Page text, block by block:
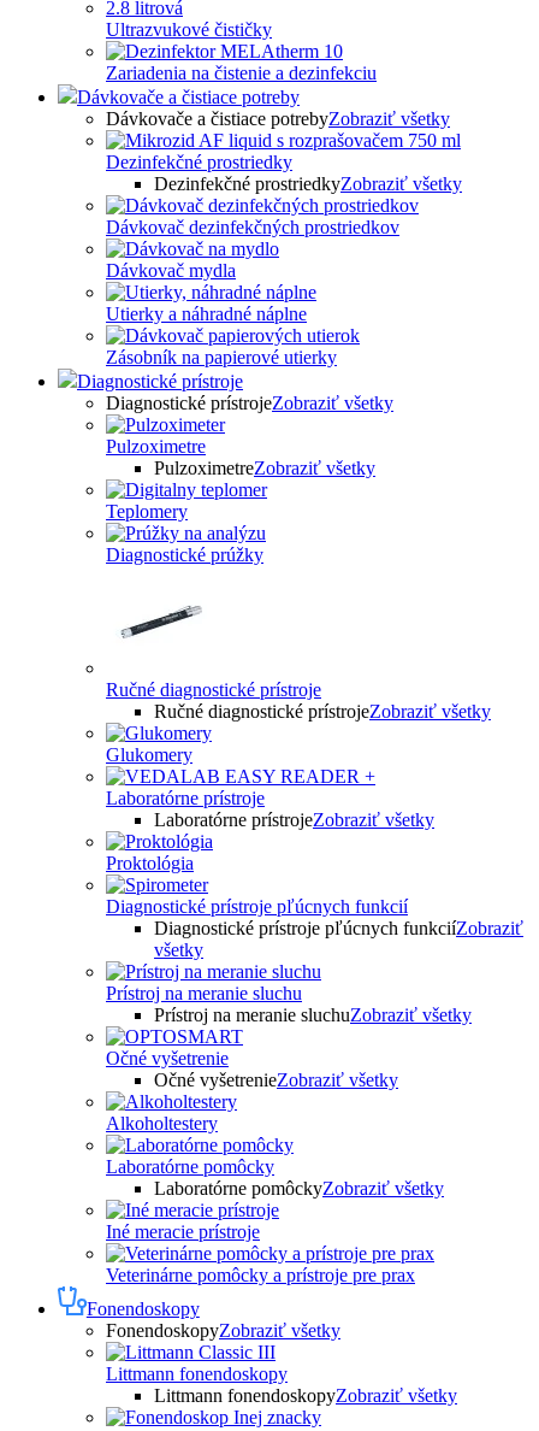
Ultrazvukové čističky
Zariadenia na čistenie a dezinfekciu
Dávkovače a čistiace potreby
Dávkovače a čistiace potrebyZobraziť všetky
Dezinfekčné prostriedky
Dezinfekčné prostriedkyZobraziť všetky
Dávkovač dezinfekčných prostriedkov
Dávkovač mydla
Utierky a náhradné náplne
Zásobník na papierové utierky
Diagnostické prístroje
Diagnostické prístrojeZobraziť všetky
Pulzoximetre
PulzoximetreZobraziť všetky
Teplomery
Diagnostické prúžky
Ručné diagnostické prístroje
Ručné diagnostické prístrojeZobraziť všetky
Glukomery
Laboratórne prístroje
Laboratórne prístrojeZobraziť všetky
Proktológia
Diagnostické prístroje pľúcnych funkcií
Diagnostické prístroje pľúcnych funkciíZobraziť
všetky
Prístroj na meranie sluchu
Prístroj na meranie sluchuZobraziť všetky
Očné vyšetrenie
Očné vyšetrenieZobraziť všetky
Alkoholtestery
Laboratórne pomôcky
Laboratórne pomôckyZobraziť všetky
Iné meracie prístroje
Veterinárne pomôcky a prístroje pre prax
Fonendoskopy
FonendoskopyZobraziť všetky
Littmann fonendoskopy
Littmann fonendoskopyZobraziť všetky